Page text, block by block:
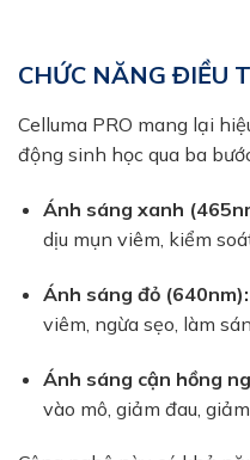
CHỨC NĂNG ĐIỀU
Celluma PRO mang lại
động sinh học qua ba
Ánh sáng xanh
dịu mụn viêm, kiểm
Ánh sáng đỏ (640nm):
viêm, ngừa sẹo, làm
Ánh sáng cận hồng
vào mô, giảm đau,